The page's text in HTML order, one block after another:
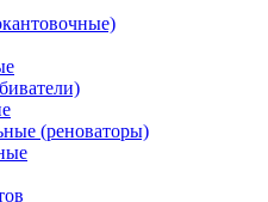
(реноваторы)